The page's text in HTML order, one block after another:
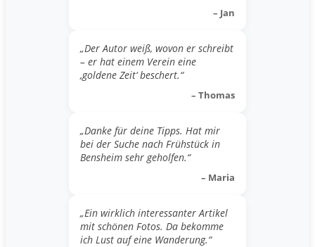
– Jan
„Der Autor weiß, wovon er schreibt
– er hat einem Verein eine
‚goldene Zeit‘ beschert.“
– Thomas
„Danke für deine Tipps. Hat mir
bei der Suche nach Frühstück in
Bensheim sehr geholfen.“
– Maria
„Ein wirklich interessanter Artikel
mit schönen Fotos. Da bekomme
ich Lust auf eine Wanderung.“